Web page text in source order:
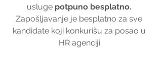
usluge potpuno besplatno.
Zapošljavanje je besplatno za sve
kandidate koji konkurišu za posao u
HR agenciji.